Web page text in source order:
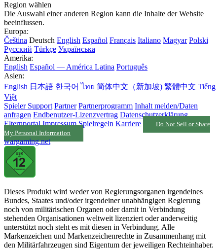
Region wählen
Die Auswahl einer anderen Region kann die Inhalte der Website
beeinflussen.
Europa:
Čeština Deutsch English Español Français Italiano Magyar Polski
Русский Türkçe Українська
Amerika:
English Español — América Latina Português
Asien:
English 日本語 한국어 ไทย 简体中文（新加坡) 繁體中文 Tiếng
Việt
Spieler Support Partner Partnerprogramm Inhalt melden/Daten
anfragen Endbenutzer-Lizenzvertrag Datenschutzerklärung
Elternportal Impressum Spielregeln Karriere
Do Not Sell or Share
My Personal Information
wargaming.net
Dieses Produkt wird weder von Regierungsorganen irgendeines
Bundes, Staates und/oder irgendeiner unabhängigen Regierung
noch von militärischen Organen oder damit in Verbindung
stehenden Organisationen weltweit lizenziert oder anderweitig
unterstützt noch steht es mit diesen in Verbindung. Alle
Markenzeichen und Markenzeichenrechte in Zusammenhang mit
den Militärfahrzeugen sind Eigentum der jeweiligen Rechteinhaber.